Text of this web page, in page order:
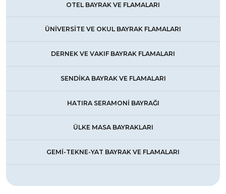
OTEL BAYRAK VE FLAMALARI
ÜNİVERSİTE VE OKUL BAYRAK FLAMALARI
DERNEK VE VAKIF BAYRAK FLAMALARI
SENDİKA BAYRAK VE FLAMALARI
HATIRA SERAMONİ BAYRAĞI
ÜLKE MASA BAYRAKLARI
GEMİ-TEKNE-YAT BAYRAK VE FLAMALARI